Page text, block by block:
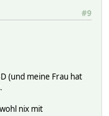
#9
(und meine Frau hat
nix mit